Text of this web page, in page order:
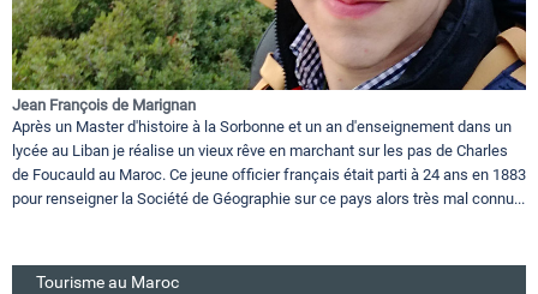
Jean François de Marignan
Après un Master d'histoire à la Sorbonne et un an d'enseignement dans un
lycée au Liban je réalise un vieux rêve en marchant sur les pas de Charles
de Foucauld au Maroc. Ce jeune officier français était parti à 24 ans en 1883
pour renseigner la Société de Géographie sur ce pays alors très mal connu...
Tourisme au Maroc